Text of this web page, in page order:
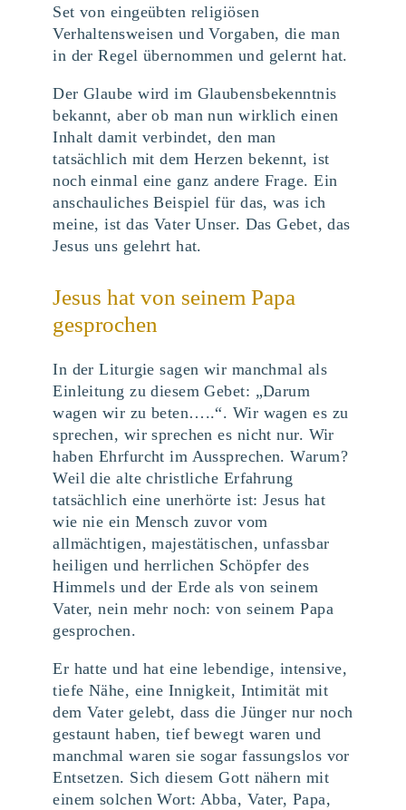
Set von eingeübten religiösen
Verhaltensweisen und Vorgaben, die man
in der Regel übernommen und gelernt hat.
Der Glaube wird im Glaubensbekenntnis
bekannt, aber ob man nun wirklich einen
Inhalt damit verbindet, den man
tatsächlich mit dem Herzen bekennt, ist
noch einmal eine ganz andere Frage. Ein
anschauliches Beispiel für das, was ich
meine, ist das Vater Unser. Das Gebet, das
Jesus uns gelehrt hat.
Jesus hat von seinem Papa
gesprochen
In der Liturgie sagen wir manchmal als
Einleitung zu diesem Gebet: „Darum
wagen wir zu beten…..“. Wir wagen es zu
sprechen, wir sprechen es nicht nur. Wir
haben Ehrfurcht im Aussprechen. Warum?
Weil die alte christliche Erfahrung
tatsächlich eine unerhörte ist: Jesus hat
wie nie ein Mensch zuvor vom
allmächtigen, majestätischen, unfassbar
heiligen und herrlichen Schöpfer des
Himmels und der Erde als von seinem
Vater, nein mehr noch: von seinem Papa
gesprochen.
Er hatte und hat eine lebendige, intensive,
tiefe Nähe, eine Innigkeit, Intimität mit
dem Vater gelebt, dass die Jünger nur noch
gestaunt haben, tief bewegt waren und
manchmal waren sie sogar fassungslos vor
Entsetzen. Sich diesem Gott nähern mit
einem solchen Wort: Abba, Vater, Papa,